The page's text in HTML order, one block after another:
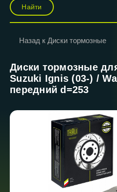
Найти
Назад к Диски тормозные
Диски тормозные
Suzuki Ignis (03-) /
передний d=253